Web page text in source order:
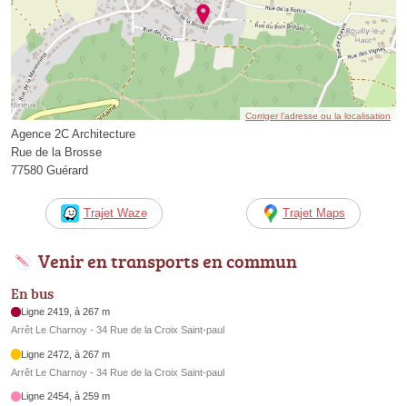
Corriger l’adresse ou la localisation
Agence 2C Architecture
Rue de la Brosse
77580 Guérard
Trajet Waze Trajet Maps
Venir en transports en commun
En bus
Ligne 2419, à 267 m
Arrêt Le Charnoy - 34 Rue de la Croix Saint-paul
Ligne 2472, à 267 m
Arrêt Le Charnoy - 34 Rue de la Croix Saint-paul
Ligne 2454, à 259 m